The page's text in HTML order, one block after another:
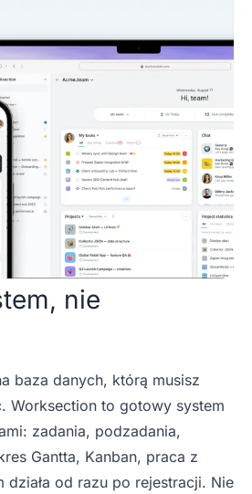
nie
baza danych, którą musisz
Worksection to gotowy system
zadania, podzadania,
Gantta, Kanban, praca z
działa od razu po rejestracji. Nie